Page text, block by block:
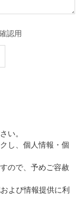
認用
い。
し、個人情報・個
ので、予めご容赦
よび情報提供に利